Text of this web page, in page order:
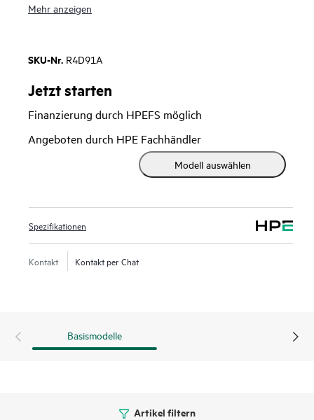
Rechen- und Datenspeicherressourcen Schritt halten kann.
(FC) Switch der nächsten Generation mit 96 Ports, der eine
bereitstellt. Der Switch stellt modernste Analyse- und
Telemetriefunktionen zur Verfügung, die in seine ASIC
(Application–Specific Integrated Circuit)-Plattform der
nächsten Generation integriert sind. Der Switch ermöglicht
den nahtlosen Übergang zu FC-NVMe (Non-Volatile
Memory Express-fähigen Fibre Channel-Workloads, wann
skalierbare Switch der Enterprise-Class ist ideal für SANs
mittlerer bis großer Abteilungen.
Mehr anzeigen
SKU-Nr. R4D91A
Jetzt starten
Finanzierung durch HPEFS möglich
Angeboten durch HPE Fachhändler
Modell auswählen
Spezifikationen
Kontakt Kontakt per Chat
Basismodelle
Artikel filtern